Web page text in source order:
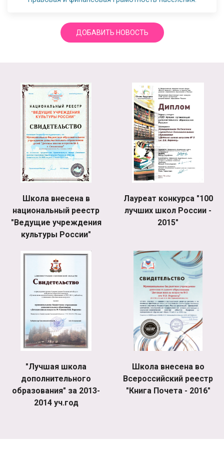
ДОБАВИТЬ НОВОСТЬ
Школа внесена в
национальный реестр
"Ведущие учреждения
культуры России"
Лауреат конкурса "100
лучших школ России -
2015"
"Лучшая школа
дополнительного
образования" за 2013-
2014 уч.год
Школа внесена во
Всероссийский реестр
"Книга Почета - 2016"